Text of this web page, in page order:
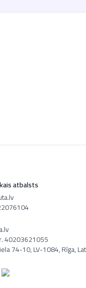
atbalsts
40203621055
74-10, LV-1084, Rīga,